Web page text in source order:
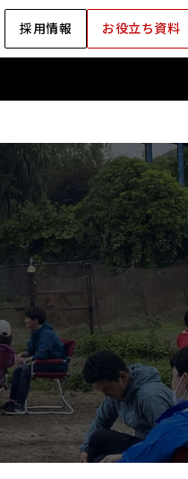
採用情報 お役立ち資料